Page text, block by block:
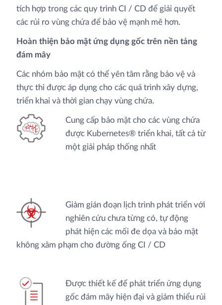
tích hợp trong các quy trình CI / CD để giải quyết
các rủi ro vùng chứa để bảo vệ mạnh mẽ hơn.
Hoàn thiện bảo mật ứng dụng gốc trên nền tảng
đám mây
Các nhóm bảo mật có thể yên tâm rằng bảo vệ và
thực thi được áp dụng cho các quá trình xây dựng,
triển khai và thời gian chạy vùng chứa.
Cung cấp bảo mật cho các vùng chứa
được Kubernetes® triển khai, tất cả từ
một giải pháp thống nhất
Giảm gián đoạn lịch trình phát triển với
nghiên cứu chưa từng có, tự động
phát hiện các mối đe dọa và bảo mật
không xâm phạm cho đường ống CI / CD
Được thiết kế để phát triển ứng dụng
gốc đám mây hiện đại và giảm thiểu rủi